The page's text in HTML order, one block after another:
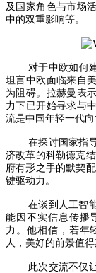
及国家角色与市场
中的双重影响等。
对于中欧如何
坦言中欧面临来自
为阻碍。拉赫曼表
力下已开始寻求与
流是中国年轻一代向
在探讨国家指
济改革的科勒德克
府有形之手的默契
键驱动力。
在谈到人工智
能因不实信息传播
力。他相信，若年
人，美好的前景值得
此次交流不仅